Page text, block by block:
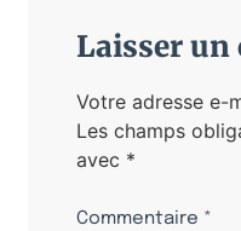
Laisser
Votre adresse e-
Les champs
avec *
Commentaire *